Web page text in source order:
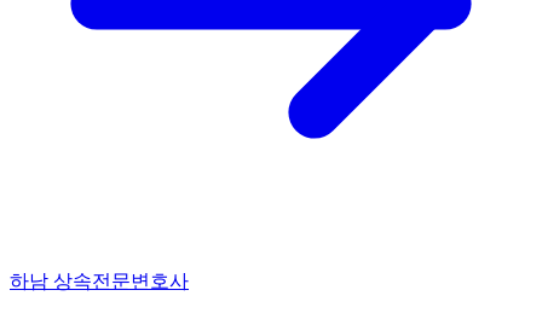
하남 상속전문변호사